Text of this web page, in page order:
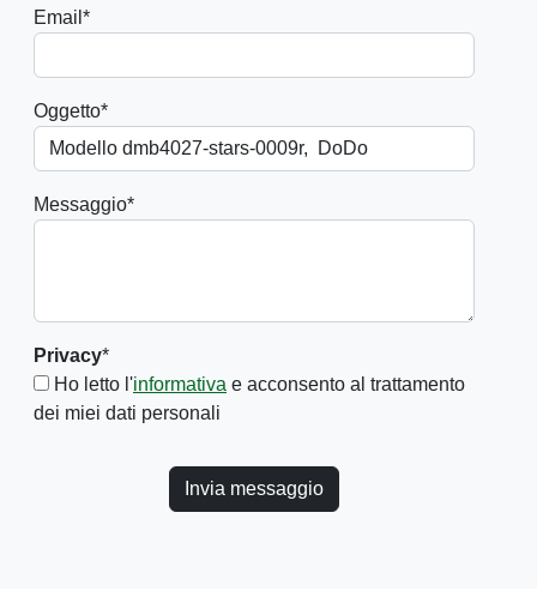
Email *
Oggetto*
Messaggio*
Privacy*
Ho letto l'informativa e acconsento al trattamento
dei miei dati personali
Invia messaggio